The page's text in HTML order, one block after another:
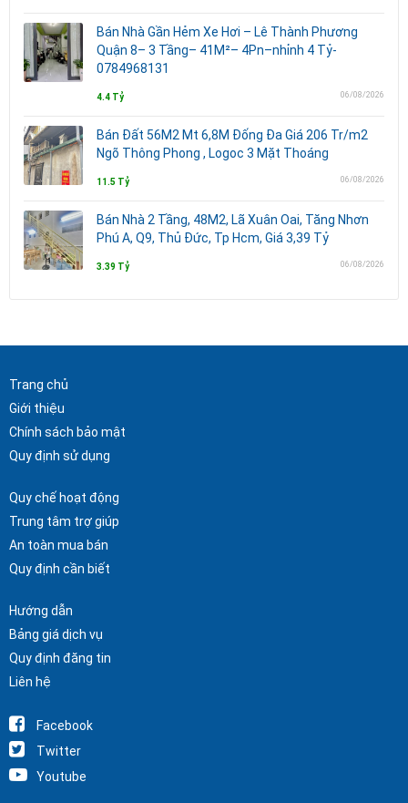
Bán Nhà Gần Hẻm Xe Hơi – Lê Thành Phương
Quận 8– 3 Tầng– 41M²– 4Pn–nhỉnh 4 Tỷ-
0784968131
4.4 Tỷ 06/08/2026
Bán Đất 56M2 Mt 6,8M Đống Đa Giá 206 Tr/m2
Ngõ Thông Phong , Logoc 3 Mặt Thoáng
11.5 Tỷ 06/08/2026
Bán Nhà 2 Tầng, 48M2, Lã Xuân Oai, Tăng Nhơn
Phú A, Q9, Thủ Đức, Tp Hcm, Giá 3,39 Tỷ
3.39 Tỷ 06/08/2026
Trang chủ
Giới thiệu
Chính sách bảo mật
Quy định sử dụng
Quy chế hoạt động
Trung tâm trợ giúp
An toàn mua bán
Quy định cần biết
Hướng dẫn
Bảng giá dịch vụ
Quy định đăng tin
Liên hệ
Facebook
Twitter
Youtube